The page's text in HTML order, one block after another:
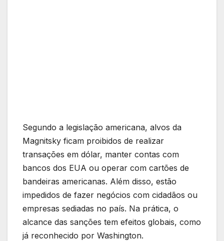
Segundo a legislação americana, alvos da
Magnitsky ficam proibidos de realizar
transações em dólar, manter contas com
bancos dos EUA ou operar com cartões de
bandeiras americanas. Além disso, estão
impedidos de fazer negócios com cidadãos ou
empresas sediadas no país. Na prática, o
alcance das sanções tem efeitos globais, como
já reconhecido por Washington.